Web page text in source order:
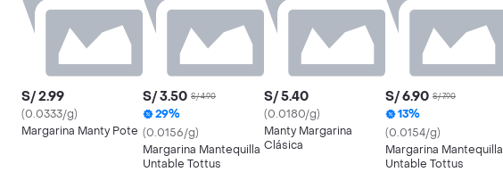
S/ 2.99
(0.0333/g)
Margarina Manty Pote
S/ 3.50 S/ 4.90
29%
(0.0156/g)
Margarina Mantequilla
Untable Tottus
S/ 5.40
(0.0180/g)
Manty Margarina
Clásica
S/ 6.90 S/ 7.90
13%
(0.0154/g)
Margarina Mantequilla
Untable Tottus